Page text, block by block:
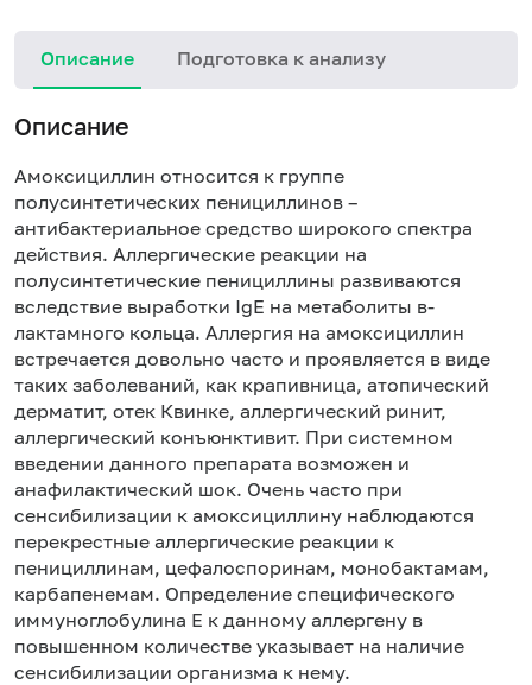
Описание Подготовка к анализу
Описание
Амоксициллин относится к группе
полусинтетических пенициллинов –
антибактериальное средство широкого спектра
действия. Аллергические реакции на
полусинтетические пенициллины развиваются
вследствие выработки IgE на метаболиты в-
лактамного кольца. Аллергия на амоксициллин
встречается довольно часто и проявляется в виде
таких заболеваний, как крапивница, атопический
дерматит, отек Квинке, аллергический ринит,
аллергический конъюнктивит. При системном
введении данного препарата возможен и
анафилактический шок. Очень часто при
сенсибилизации к амоксициллину наблюдаются
перекрестные аллергические реакции к
пенициллинам, цефалоспоринам, монобактамам,
карбапенемам. Определение специфического
иммуноглобулина Е к данному аллергену в
повышенном количестве указывает на наличие
сенсибилизации организма к нему.